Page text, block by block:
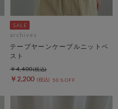
archives
テープヤーンケーブルニットベ
スト
￥2,200 50％OFF
￥4,400